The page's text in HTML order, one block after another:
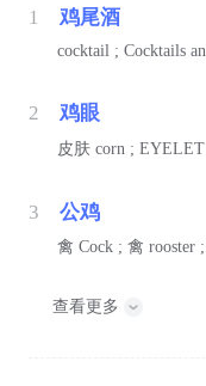
1 鸡尾酒
cocktail ; Cocktails
2 鸡眼
皮肤 corn ;
3 公鸡
禽 Cock ; 禽 rooster
查看更多